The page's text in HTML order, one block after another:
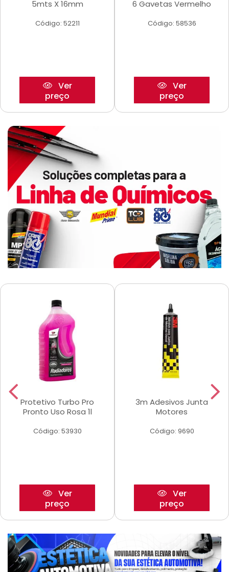
5mts X 16mm
Código: 52211
Ver
preço
6 Gavetas Vermelho
Código: 58536
Ver
preço
Protetivo Turbo Pro
Pronto Uso Rosa 1l
Código: 53930
Ver
preço
3m Adesivos Junta
Motores
Código: 9690
Ver
preço